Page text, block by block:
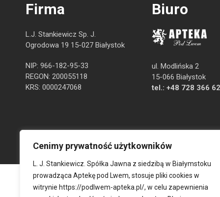
Cenimy prywatność użytkowników
L. J. Stankiewicz. Spółka Jawna z siedzibą w Białymstoku
prowadząca Aptekę pod Lwem, stosuje pliki cookies w
witrynie https://podlwem-apteka.pl/, w celu zapewnienia
Firma
L.J. Stankiewicz Sp. J.
Ogrodowa 19 15-027 Białystok
NIP: 966-182-95-33
REGON: 200055118
KRS: 0000247068
Biuro
ul. Modlińska 2
15-066 Białystok
tel.: +48 728 366